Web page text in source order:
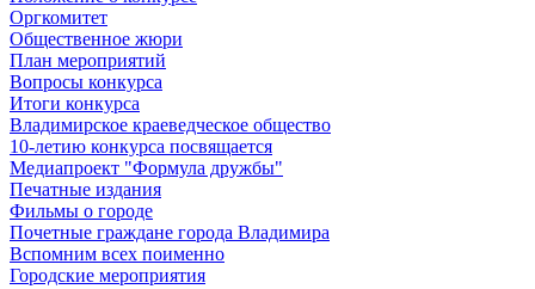
Оргкомитет
Общественное жюри
План мероприятий
Вопросы конкурса
Итоги конкурса
Владимирское краеведческое общество
10-летию конкурса посвящается
Медиапроект "Формула дружбы"
Печатные издания
Фильмы о городе
Почетные граждане города Владимира
Вспомним всех поименно
Городские мероприятия